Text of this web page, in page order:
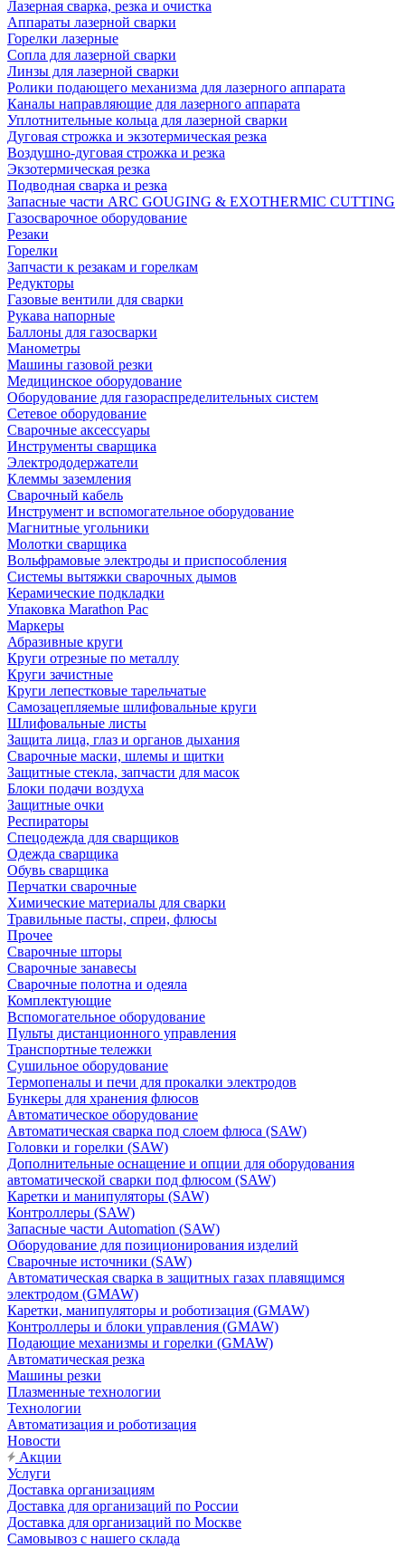
Лазерная сварка, резка и очистка
Аппараты лазерной сварки
Горелки лазерные
Сопла для лазерной сварки
Линзы для лазерной сварки
Ролики подающего механизма для лазерного аппарата
Каналы направляющие для лазерного аппарата
Уплотнительные кольца для лазерной сварки
Дуговая строжка и экзотермическая резка
Воздушно-дуговая строжка и резка
Экзотермическая резка
Подводная сварка и резка
Запасные части ARC GOUGING & EXOTHERMIC CUTTING
Газосварочное оборудование
Резаки
Горелки
Запчасти к резакам и горелкам
Редукторы
Газовые вентили для сварки
Рукава напорные
Баллоны для газосварки
Манометры
Машины газовой резки
Медицинское оборудование
Оборудование для газораспределительных систем
Сетевое оборудование
Сварочные аксессуары
Инструменты сварщика
Электрододержатели
Клеммы заземления
Сварочный кабель
Инструмент и вспомогательное оборудование
Магнитные угольники
Молотки сварщика
Вольфрамовые электроды и приспособления
Системы вытяжки сварочных дымов
Керамические подкладки
Упаковка Marathon Pac
Маркеры
Абразивные круги
Круги отрезные по металлу
Круги зачистные
Круги лепестковые тарельчатые
Самозацепляемые шлифовальные круги
Шлифовальные листы
Защита лица, глаз и органов дыхания
Сварочные маски, шлемы и щитки
Защитные стекла, запчасти для масок
Блоки подачи воздуха
Защитные очки
Респираторы
Спецодежда для сварщиков
Одежда сварщика
Обувь сварщика
Перчатки сварочные
Химические материалы для сварки
Травильные пасты, спреи, флюсы
Прочее
Сварочные шторы
Сварочные занавесы
Сварочные полотна и одеяла
Комплектующие
Вспомогательное оборудование
Пульты дистанционного управления
Транспортные тележки
Сушильное оборудование
Термопеналы и печи для прокалки электродов
Бункеры для хранения флюсов
Автоматическое оборудование
Автоматическая сварка под слоем флюса (SAW)
Головки и горелки (SAW)
Дополнительные оснащение и опции для оборудования
автоматической сварки под флюсом (SAW)
Каретки и манипуляторы (SAW)
Контроллеры (SAW)
Запасные части Automation (SAW)
Оборудование для позиционирования изделий
Сварочные источники (SAW)
Автоматическая сварка в защитных газах плавящимся
электродом (GMAW)
Каретки, манипуляторы и роботизация (GMAW)
Контроллеры и блоки управления (GMAW)
Подающие механизмы и горелки (GMAW)
Автоматическая резка
Машины резки
Плазменные технологии
Технологии
Автоматизация и роботизация
Новости
Акции
Услуги
Доставка организациям
Доставка для организаций по России
Доставка для организаций по Москве
Самовывоз с нашего склада